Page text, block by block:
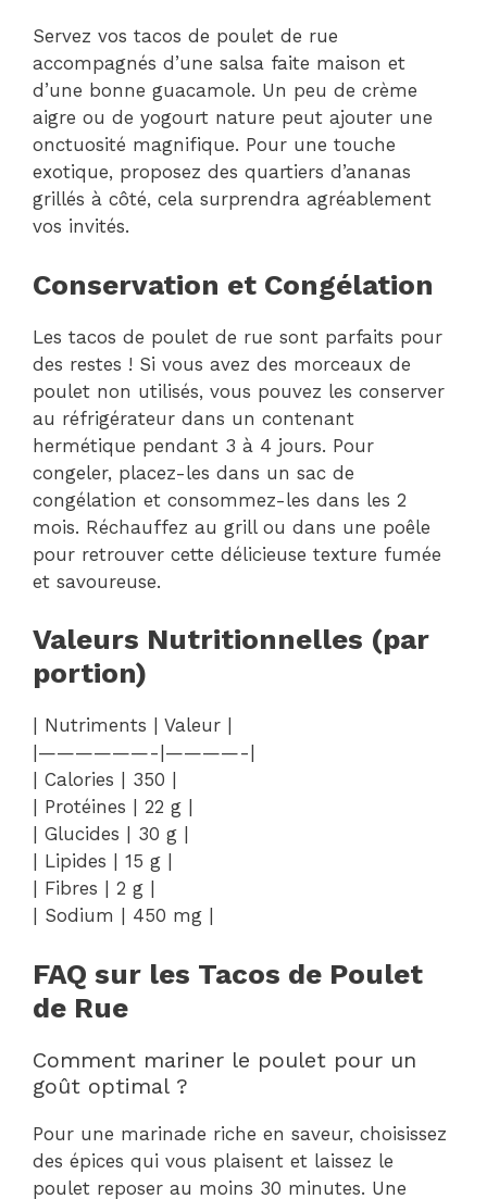
Servez vos tacos de poulet de rue
accompagnés d’une salsa faite maison et
d’une bonne guacamole. Un peu de crème
aigre ou de yogourt nature peut ajouter une
onctuosité magnifique. Pour une touche
exotique, proposez des quartiers d’ananas
grillés à côté, cela surprendra agréablement
vos invités.
Conservation et Congélation
Les tacos de poulet de rue sont parfaits pour
des restes ! Si vous avez des morceaux de
poulet non utilisés, vous pouvez les conserver
au réfrigérateur dans un contenant
hermétique pendant 3 à 4 jours. Pour
congeler, placez-les dans un sac de
congélation et consommez-les dans les 2
mois. Réchauffez au grill ou dans une poêle
pour retrouver cette délicieuse texture fumée
et savoureuse.
Valeurs Nutritionnelles (par
portion)
| Nutriments | Valeur |
|——————-|————-|
| Calories | 350 |
| Protéines | 22 g |
| Glucides | 30 g |
| Lipides | 15 g |
| Fibres | 2 g |
| Sodium | 450 mg |
FAQ sur les Tacos de Poulet
de Rue
Comment mariner le poulet pour un
goût optimal ?
Pour une marinade riche en saveur, choisissez
des épices qui vous plaisent et laissez le
poulet reposer au moins 30 minutes. Une